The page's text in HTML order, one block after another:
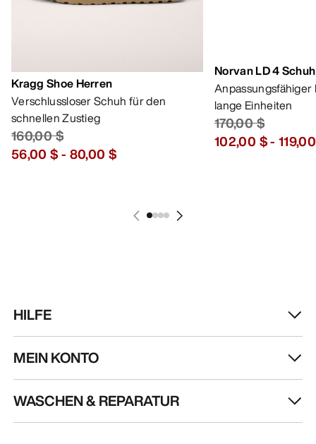
Kragg Shoe Herren
Verschlussloser Schuh für den
schnellen Zustieg
160,00 $
56,00 $- 80,00 $
Norvan LD 4
lange Einheiten
170,00 $
102,00 $-
HILFE
MEIN KONTO
WASCHEN & REPARATUR